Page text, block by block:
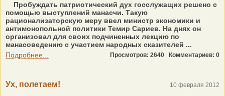
Пробуждать патриотический дух госслужащих решено с
помощью выступлений манасчи. Такую
рационализаторскую меру ввел министр экономики и
антимонопольной политики Темир Сариев. На днях он
организовал для своих подчиненных лекцию по
манасоведению с участием народных сказителей ...
Подробнее...
Просмотров: 2640 Комментариев: 0
Ух, полетаем! 10 февраля 2012